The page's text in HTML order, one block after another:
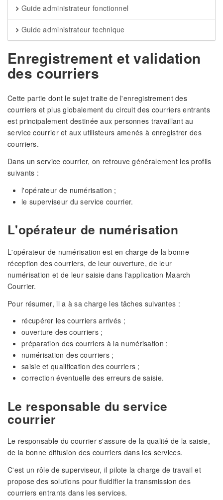
Guide administrateur fonctionnel
Guide administrateur technique
Enregistrement et validation
des courriers
Cette partie dont le sujet traite de l'enregistrement des
courriers et plus globalement du circuit des courriers entrants
est principalement destinée aux personnes travaillant au
service courrier et aux utilisteurs amenés à enregistrer des
courriers.
Dans un service courrier, on retrouve généralement les profils
suivants :
l'opérateur de numérisation ;
le superviseur du service courrier.
L'opérateur de numérisation
L'opérateur de numérisation est en charge de la bonne
réception des courriers, de leur ouverture, de leur
numérisation et de leur saisie dans l'application Maarch
Courrier.
Pour résumer, il a à sa charge les tâches suivantes :
récupérer les courriers arrivés ;
ouverture des courriers ;
préparation des courriers à la numérisation ;
numérisation des courriers ;
saisie et qualification des courriers ;
correction éventuelle des erreurs de saisie.
Le responsable du service
courrier
Le responsable du courrier s'assure de la qualité de la saisie,
de la bonne diffusion des courriers dans les services.
C'est un rôle de superviseur, il pilote la charge de travail et
propose des solutions pour fluidifier la transmission des
courriers entrants dans les services.